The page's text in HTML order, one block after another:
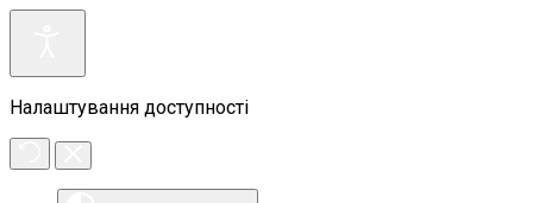
Налаштування доступності